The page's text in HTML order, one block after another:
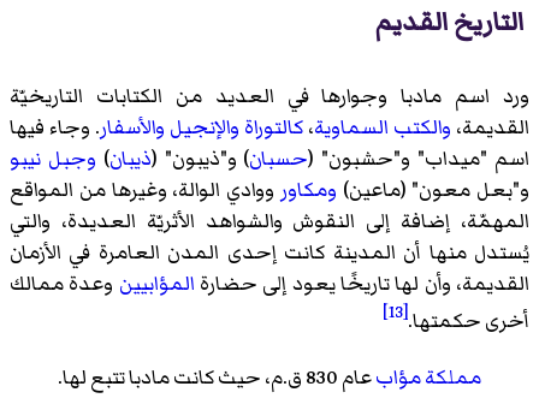
التاريخ القديم
ورد اسم مادبا وجوارها في العديد من الكتابات التاريخيّة
القديمة، والكتب السماوية،كالتوراة والإنجيل والأسفار. وجاء فيها
اسم "ميداب" و"حشبون" (حسبان) و"ذيبون" (ذيبان) وجبل نيبو
و"بعل معون" (ماعين) ومكاور ووادي الوالة، وغيرها من المواقع
المهمّة، إضافة إلى النقوش والشواهد الأثريّة العديدة، والتي
يُستدل منها أن المدينة كانت إحدى المدن العامرة في الأزمان
القديمة، وأن لها تاريخًا يعود إلى حضارة المؤابيين وعدة ممالك
أخرى حكمتها.[13]
مملكة مؤابعام 830 ق.م، حيث كانت مادبا تتبع لها.